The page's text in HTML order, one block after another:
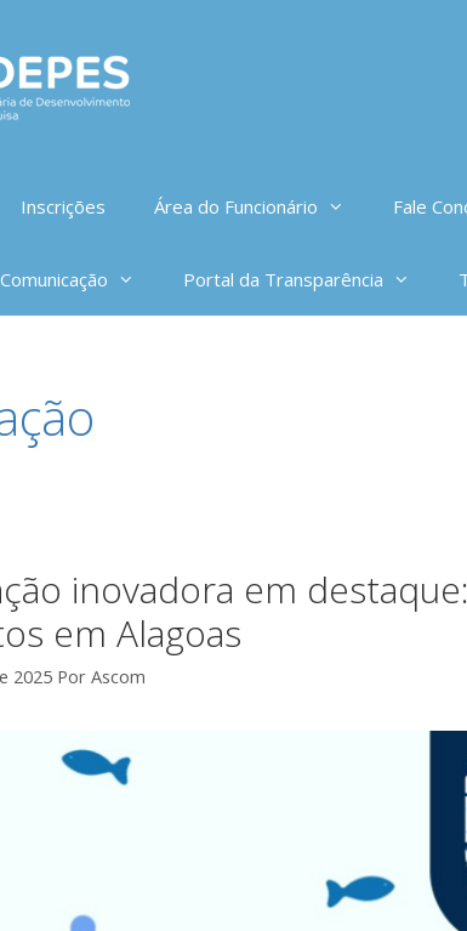
Inscrições Área do Funcionário Fale
Comunicação Portal da Transparência
inovadora em
em Alagoas
2025 Por Ascom